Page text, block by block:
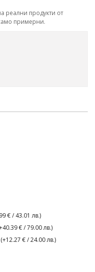
реални продукти от
примерни.
€ / 43.01 лв.)
€ / 79.00 лв.)
€ / 24.00 лв.)